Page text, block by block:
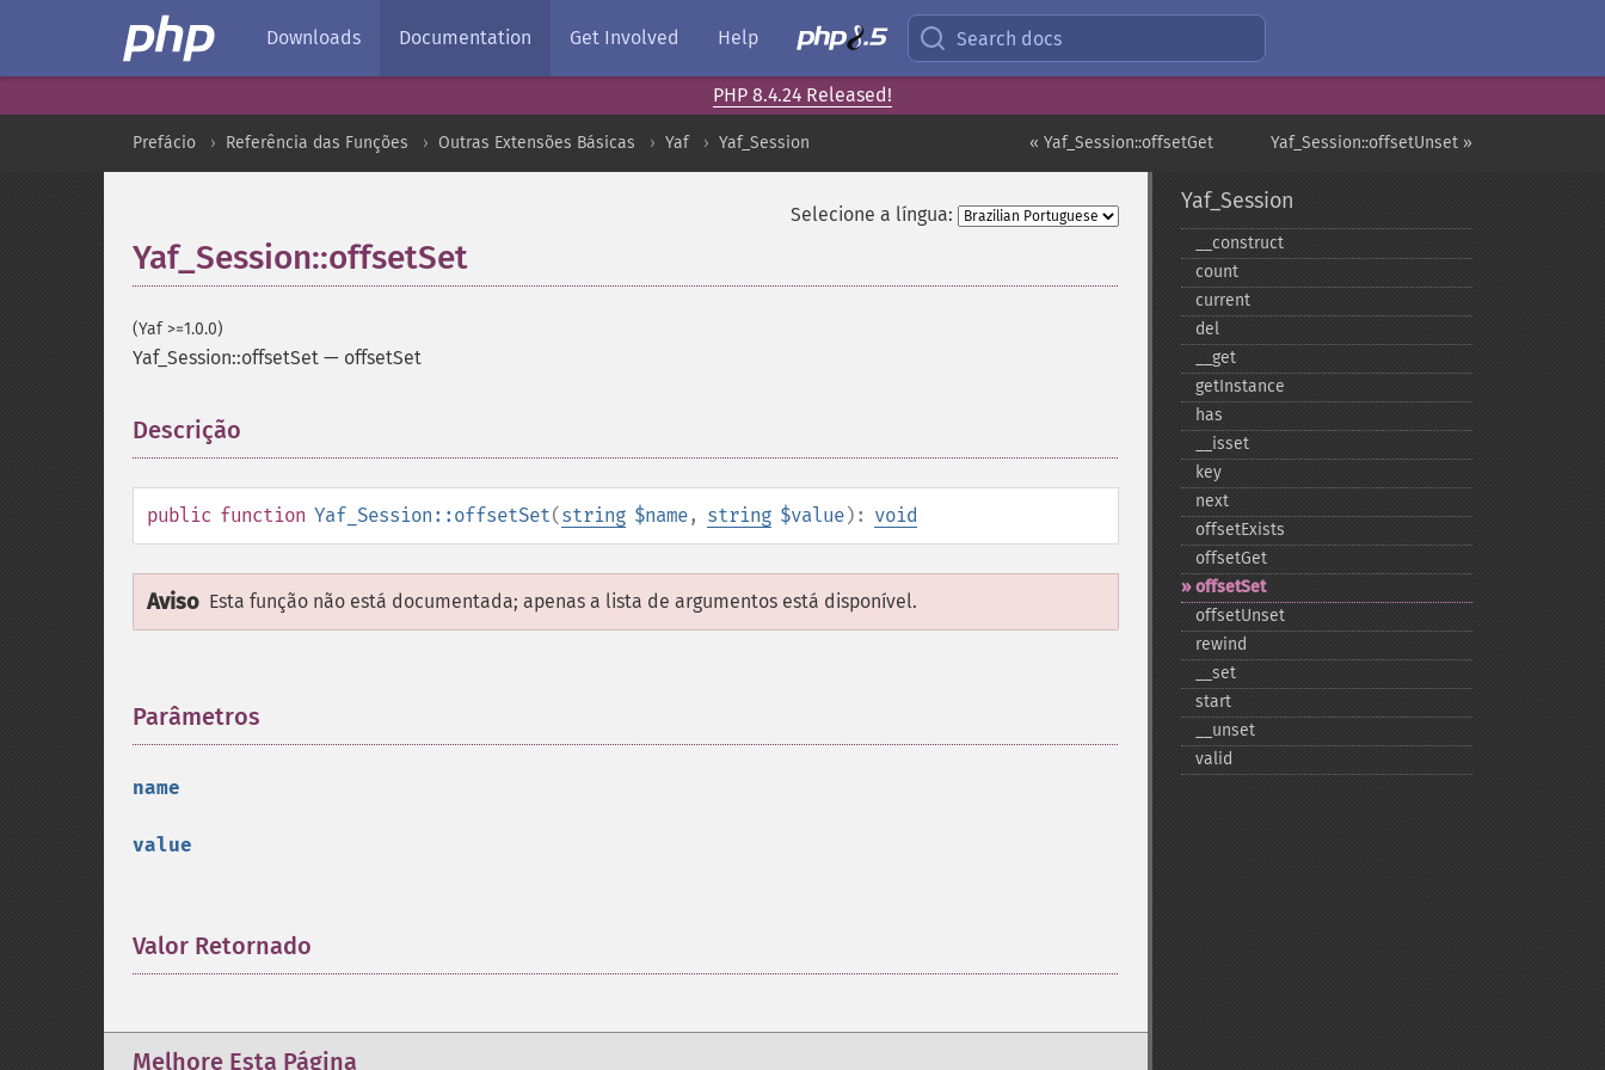
Downloads Documentation Get Involved Help Search docs
PHP 8.4.24 Released!
Yaf_Session::offsetUnset »
« Yaf_Session::offsetGet
Prefácio Referência das Funções Outras Extensões Básicas Yaf Yaf_Session
Selecione a língua:
Yaf_Session::offsetSet
(Yaf >=1.0.0)
Yaf_Session::offsetSet — offsetSet
Descrição
public function Yaf_Session::offsetSet(string $name, string $value): void
Aviso Esta função não está documentada; apenas a lista de argumentos está disponível.
Parâmetros
name
value
Valor Retornado
Melhore Esta Página
Yaf_Session
_​_​construct
count
current
del
_​_​get
getInstance
has
_​_​isset
key
next
offsetExists
offsetGet
offsetSet
offsetUnset
rewind
_​_​set
start
_​_​unset
valid